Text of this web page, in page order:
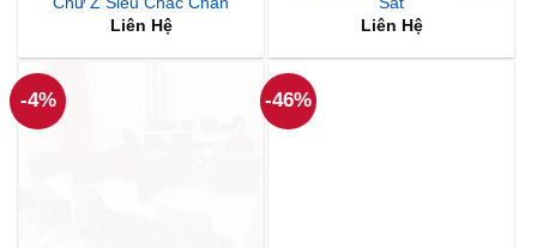
Liên Hệ
Liên Hệ
-4% -46%